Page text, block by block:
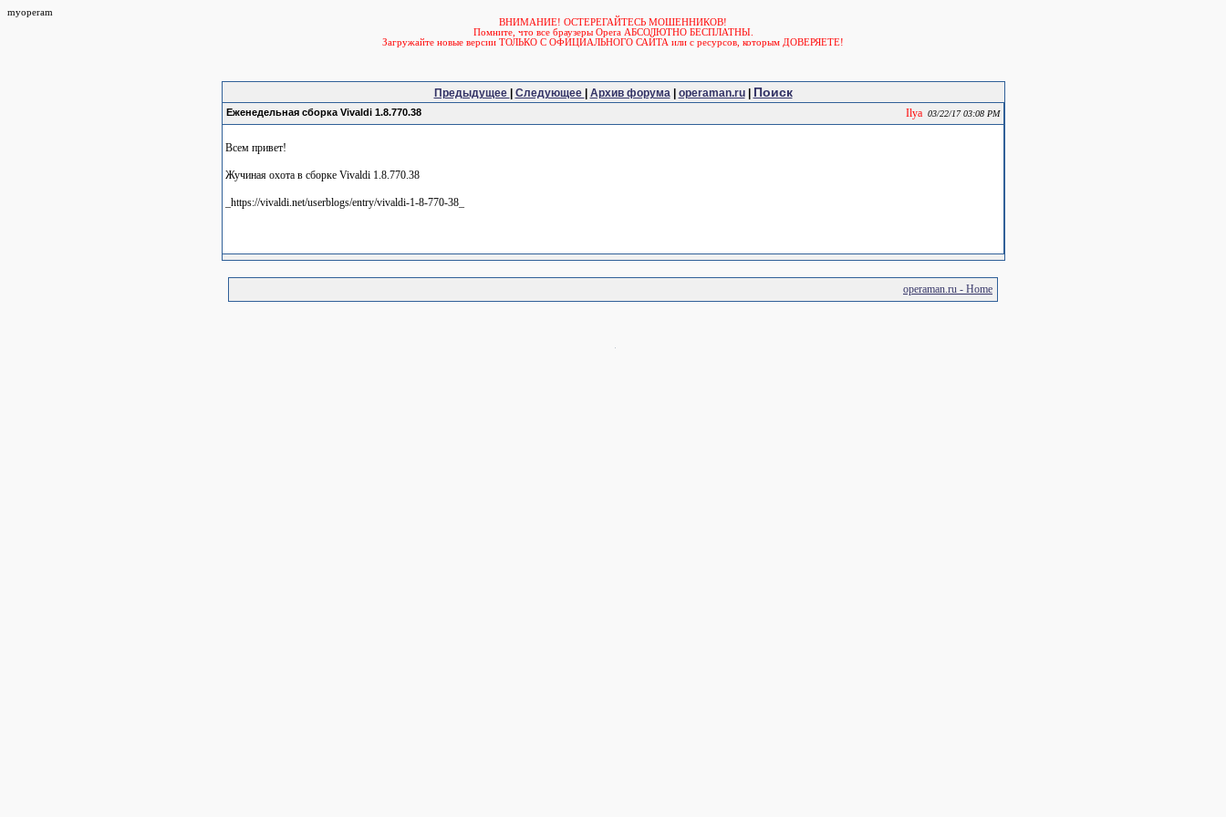
myoperam
ВНИМАНИЕ! ОСТЕРЕГАЙТЕСЬ МОШЕННИКОВ!
Помните, что все браузеры Opera АБСОЛЮТНО БЕСПЛАТНЫ.
Загружайте новые версии ТОЛЬКО С ОФИЦИАЛЬНОГО САЙТА или с ресурсов, которым ДОВЕРЯЕТЕ!
Предыдущее Следующее Архив форума| operaman.ru| Поиск
Еженедельная сборка Vivaldi 1.8.770.38 Ilya 03/22/17 03:08 PM
Всем привет!
Жучиная охота в сборке Vivaldi 1.8.770.38
_https://vivaldi.net/userblogs/entry/vivaldi-1-8-770-38_
operaman.ru - Home